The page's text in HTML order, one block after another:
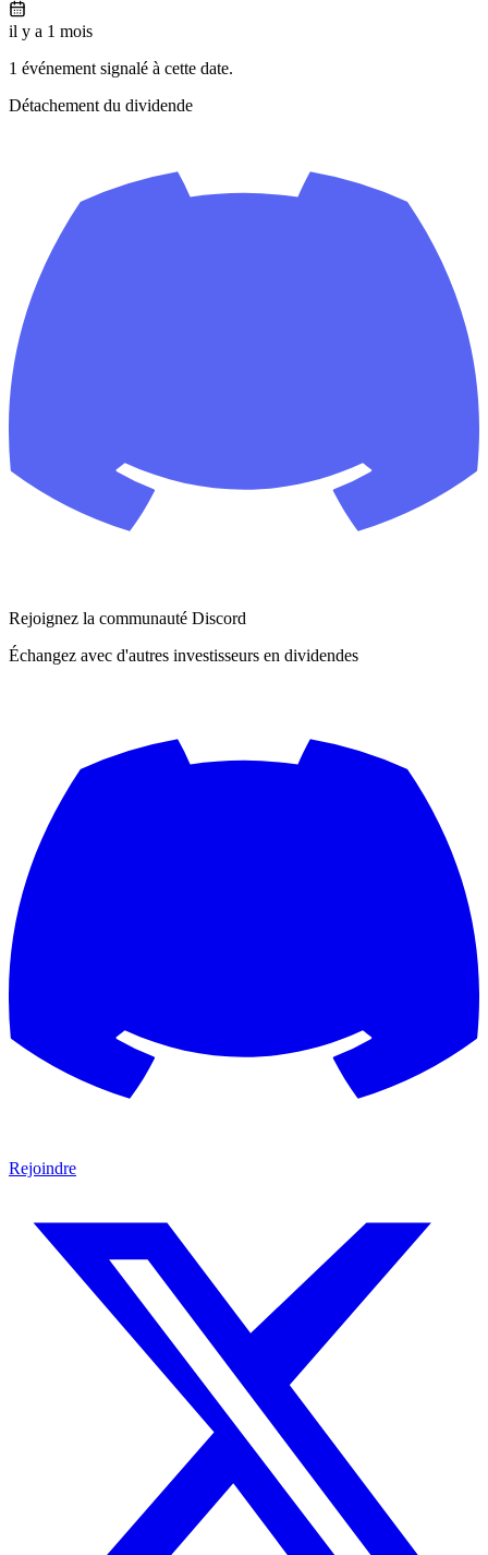
il y a 1 mois
1 événement signalé à cette date.
Détachement du dividende
Rejoignez la communauté Discord
Échangez avec d'autres investisseurs en dividendes
Rejoindre